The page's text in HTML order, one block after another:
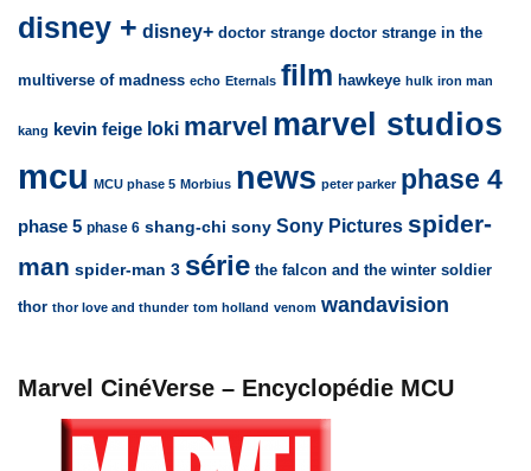
disney + disney+ doctor strange doctor strange in the
multiverse of madness echo Eternals film hawkeye hulk iron man
kang kevin feige loki marvel marvel studios
mcu MCU phase 5 Morbius news peter parker phase 4
phase 5 phase 6 shang-chi sony Sony Pictures spider-
man spider-man 3 série the falcon and the winter soldier
thor thor love and thunder tom holland venom wandavision
Marvel CinéVerse – Encyclopédie MCU